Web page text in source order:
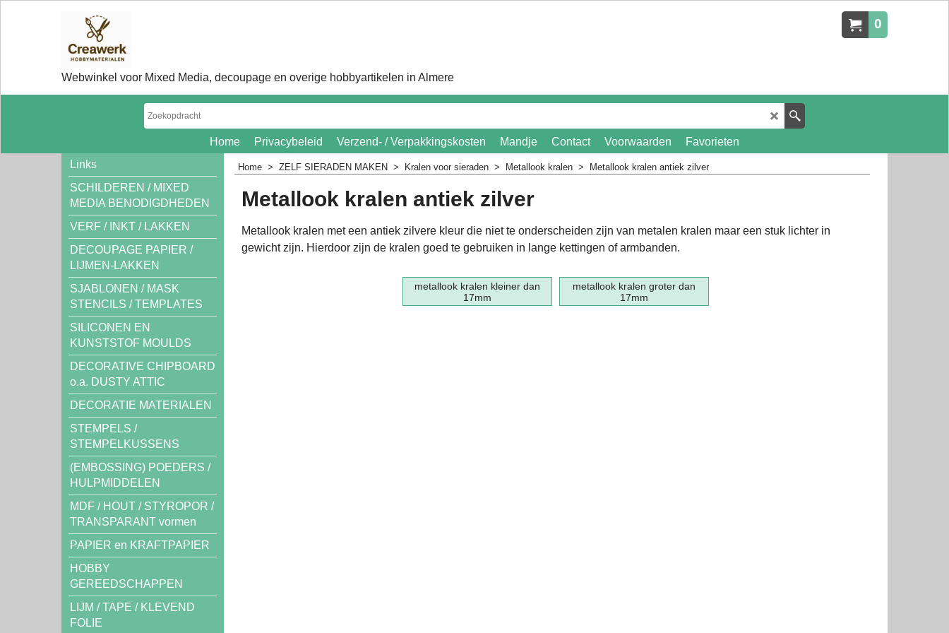
0
Webwinkel voor Mixed Media, decoupage en overige hobbyartikelen in Almere
Home Privacybeleid Verzend- / Verpakkingskosten Mandje Contact Voorwaarden
Favorieten
Links
SCHILDEREN / MIXED
MEDIA BENODIGDHEDEN
VERF / INKT / LAKKEN
DECOUPAGE PAPIER /
LIJMEN-LAKKEN
SJABLONEN / MASK
STENCILS / TEMPLATES
SILICONEN EN
KUNSTSTOF MOULDS
DECORATIVE CHIPBOARD
o.a. DUSTY ATTIC
DECORATIE MATERIALEN
STEMPELS /
STEMPELKUSSENS
(EMBOSSING) POEDERS /
HULPMIDDELEN
MDF / HOUT / STYROPOR /
TRANSPARANT vormen
PAPIER en KRAFTPAPIER
HOBBY
GEREEDSCHAPPEN
LIJM / TAPE / KLEVEND
FOLIE
Home > ZELF SIERADEN MAKEN > Kralen voor sieraden > Metallook kralen > Metallook kralen antiek zilver
Metallook kralen antiek zilver
Metallook kralen met een antiek zilvere kleur die niet te onderscheiden zijn van metalen kralen maar een stuk lichter in
gewicht zijn. Hierdoor zijn de kralen goed te gebruiken in lange kettingen of armbanden.
metallook kralen kleiner dan
17mm
metallook kralen groter dan
17mm